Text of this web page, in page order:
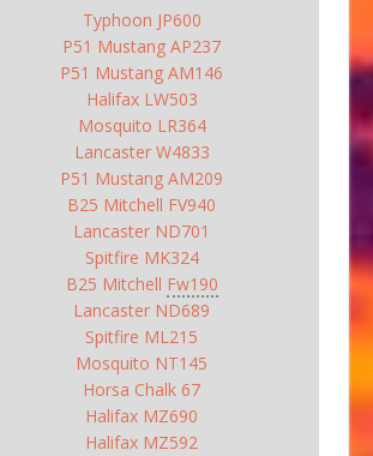
Typhoon JP600
P51 Mustang AP237
P51 Mustang AM146
Halifax LW503
Mosquito LR364
Lancaster W4833
P51 Mustang AM209
B25 Mitchell FV940
Lancaster ND701
Spitfire MK324
B25 Mitchell Fw190
Lancaster ND689
Spitfire ML215
Mosquito NT145
Horsa Chalk 67
Halifax MZ690
Halifax MZ592